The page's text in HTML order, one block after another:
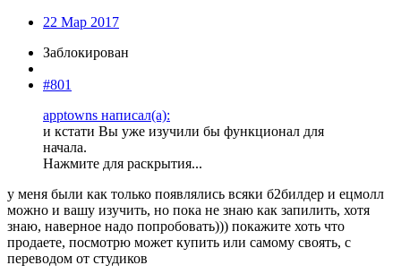
22 Мар 2017
Заблокирован
#801
apptowns написал(а):
и кстати Вы уже изучили бы функционал для
начала.
Нажмите для раскрытия...
у меня были как только появлялись всяки б2билдер и ецмолл
можно и вашу изучить, но пока не знаю как запилить, хотя
знаю, наверное надо попробовать))) покажите хоть что
продаете, посмотрю может купить или самому своять, с
переводом от студиков